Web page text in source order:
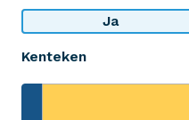
Ja
Kenteken